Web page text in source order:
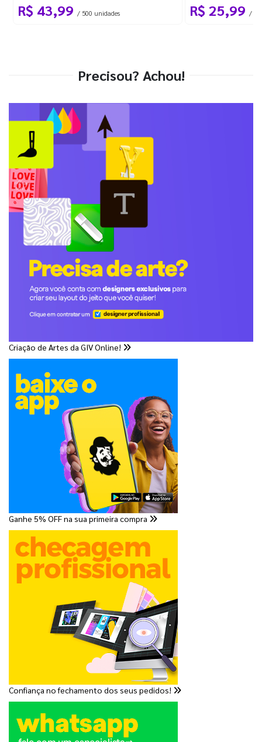
R$ 43,99 / 500 unidades R$ 25,99 / 1
Precisou? Achou!
Criação de Artes da GIV Online!
Ganhe 5% OFF na sua primeira compra
Confiança no fechamento dos seus pedidos!